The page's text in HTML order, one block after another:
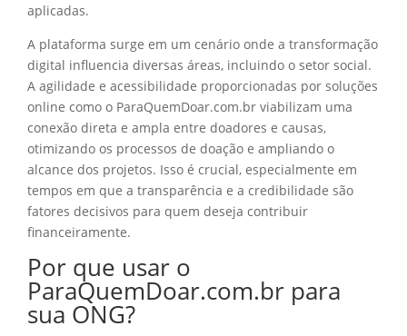
aplicadas.
A plataforma surge em um cenário onde a transformação
digital influencia diversas áreas, incluindo o setor social.
A agilidade e acessibilidade proporcionadas por soluções
online como o ParaQuemDoar.com.br viabilizam uma
conexão direta e ampla entre doadores e causas,
otimizando os processos de doação e ampliando o
alcance dos projetos. Isso é crucial, especialmente em
tempos em que a transparência e a credibilidade são
fatores decisivos para quem deseja contribuir
financeiramente.
Por que usar o
ParaQuemDoar.com.br para
sua ONG?